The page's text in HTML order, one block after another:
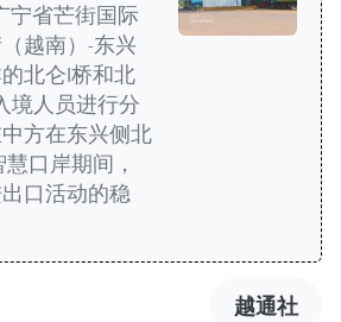
宁省芒街国际
越南）-东兴
的北仑I桥和北
境人员进行分
方在东兴侧北
口岸期间，
口活动的稳
越通社